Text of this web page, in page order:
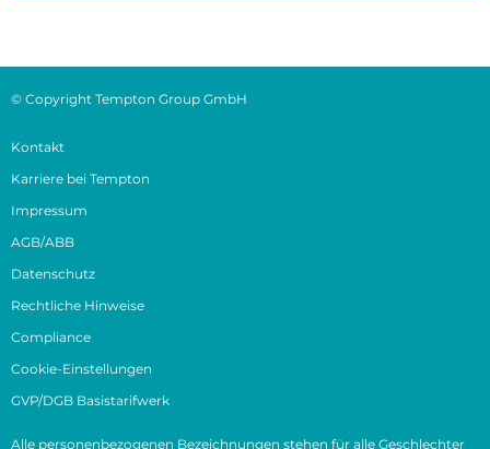
© Copyright Tempton Group GmbH
Kontakt
Karriere bei Tempton
Impressum
AGB/ABB
Datenschutz
Rechtliche Hinweise
Compliance
Cookie-Einstellungen
GVP/DGB Basistarifwerk
Alle personenbezogenen Bezeichnungen stehen für alle Geschlechter